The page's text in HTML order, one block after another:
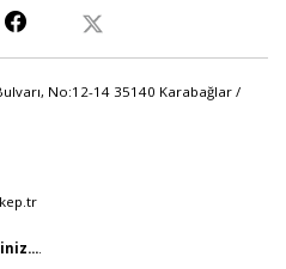
No:12-14 35140 Karabağlar /
.